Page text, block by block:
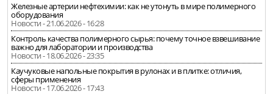
Железные артерии нефтехимии: как не утонуть в мире полимерного
оборудования
Новости - 21.06.2026 - 16:28
Контроль качества полимерного сырья: почему точное взвешивание
важно для лаборатории и производства
Новости - 18.06.2026 - 23:35
Каучуковые напольные покрытия в рулонах и в плитке: отличия,
сферы применения
Новости - 17.06.2026 - 17:43